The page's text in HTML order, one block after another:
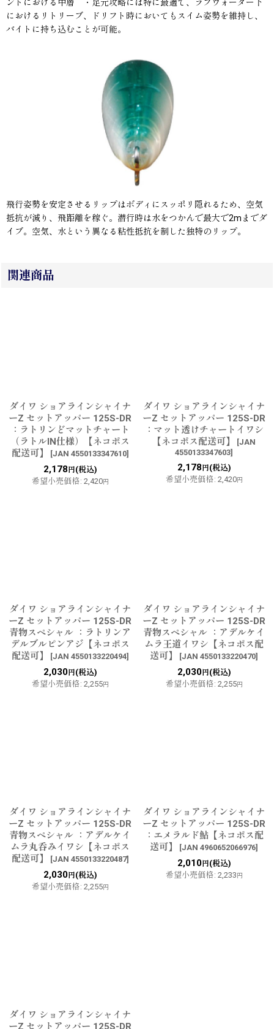
ントにおける中層 ・足元攻略には特に最適で、ラフウォーター下
におけるリトリーブ、ドリフト時においてもスイム姿勢を維持し、
バイトに持ち込むことが可能。
飛行姿勢を安定させるリップはボディにスッポリ隠れるため、空気
抵抗が減り、飛距離を稼ぐ。潜行時は水をつかんで最大で2mまでダ
イブ。空気、水という異なる粘性抵抗を制した独特のリップ。
関連商品
ダイワ ショアラインシャイナ
ーZ セットアッパー 125S-DR
：ラトリンどマットチャート
（ラトルIN仕様）【ネコポス
配送可】
[JAN 4550133347610]
2,178 円(税込)
希望小売価格: 2,420円
ダイワ ショアラインシャイナ
ーZ セットアッパー 125S-DR
：マット透けチャートイワシ
【ネコポス配送可】
[JAN
4550133347603]
2,178 円(税込)
希望小売価格: 2,420円
ダイワ ショアラインシャイナ
ーZ セットアッパー 125S-DR
青物スペシャル ：ラトリンア
デルブルピンアジ【ネコポス
配送可】
[JAN 4550133220494]
2,030円(税込)
希望小売価格: 2,255円
ダイワ ショアラインシャイナ
ーZ セットアッパー 125S-DR
青物スペシャル ：アデルケイ
ムラ王道イワシ【ネコポス配
送可】
[JAN 4550133220470]
2,030円(税込)
希望小売価格: 2,255円
ダイワ ショアラインシャイナ
ーZ セットアッパー 125S-DR
青物スペシャル ：アデルケイ
ムラ丸呑みイワシ【ネコポス
配送可】
[JAN 4550133220487]
2,030円(税込)
希望小売価格: 2,255円
ダイワ ショアラインシャイナ
ーZ セットアッパー 125S-DR
：エメラルド鮎【ネコポス配
送可】
[JAN 4960652066976]
2,010円(税込)
希望小売価格: 2,233 円
ダイワ ショアラインシャイナ
ーZ セットアッパー 125S-DR